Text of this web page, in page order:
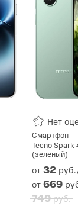
Нет
Смартфон
Tecno Spark
(зеленый)
от32
от669
749руб.